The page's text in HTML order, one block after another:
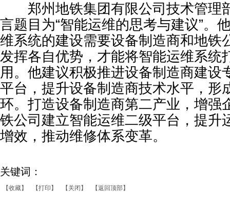
郑州地铁集团有限公司技术管理
言题目为“智能运维的思考与建议”。
维系统的建设需要设备制造商和地铁
发挥各自优势，才能将智能运维系统
用。他建议积极推进设备制造商建设
平台，提升设备制造商技术水平，形
环。打造设备制造商第二产业，增强
铁公司建立智能运维二级平台，提升
增效，推动维修体系变革。
关键词：
【收藏】 【打印】 【关闭】 【返回顶部】